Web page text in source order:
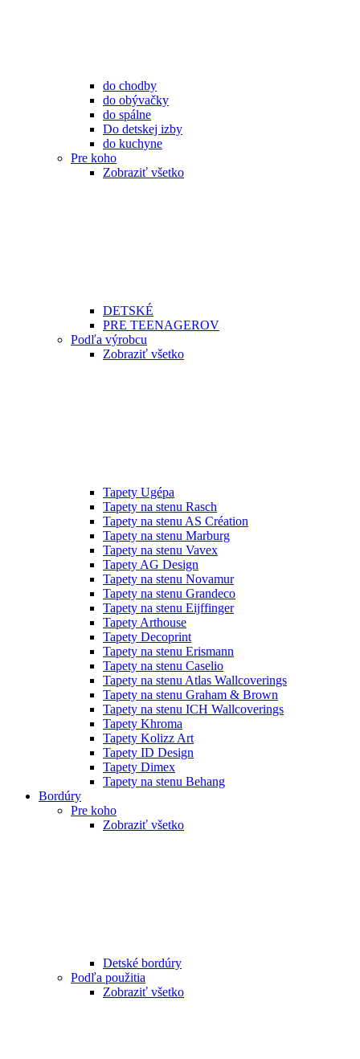
do chodby
do obývačky
do spálne
Do detskej izby
do kuchyne
Pre koho
Zobraziť všetko
DETSKÉ
PRE TEENAGEROV
Podľa výrobcu
Zobraziť všetko
Tapety Ugépa
Tapety na stenu Rasch
Tapety na stenu AS Création
Tapety na stenu Marburg
Tapety na stenu Vavex
Tapety AG Design
Tapety na stenu Novamur
Tapety na stenu Grandeco
Tapety na stenu Eijffinger
Tapety Arthouse
Tapety Decoprint
Tapety na stenu Erismann
Tapety na stenu Caselio
Tapety na stenu Atlas Wallcoverings
Tapety na stenu Graham & Brown
Tapety na stenu ICH Wallcoverings
Tapety Khroma
Tapety Kolizz Art
Tapety ID Design
Tapety Dimex
Tapety na stenu Behang
Bordúry
Pre koho
Zobraziť všetko
Detské bordúry
Podľa použitia
Zobraziť všetko